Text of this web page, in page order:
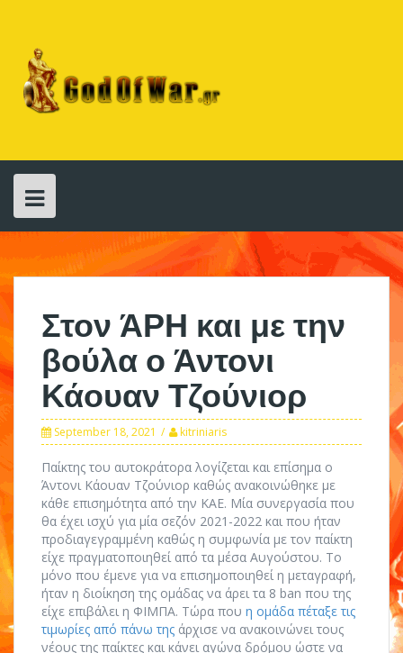
content
Στον ΆΡΗ και με την
βούλα ο Άντονι
Κάουαν Τζούνιορ
September 18, 2021 kitriniaris
Παίκτης του αυτοκράτορα λογίζεται και επίσημα ο
Άντονι Κάουαν Τζούνιορ καθώς ανακοινώθηκε με
κάθε επισημότητα από την ΚΑΕ. Μία συνεργασία που
θα έχει ισχύ για μία σεζόν 2021-2022 και που ήταν
προδιαγεγραμμένη καθώς η συμφωνία με τον παίκτη
είχε πραγματοποιηθεί από τα μέσα Αυγούστου. Το
μόνο που έμενε για να επισημοποιηθεί η μεταγραφή,
ήταν η διοίκηση της ομάδας να άρει τα 8 ban που της
είχε επιβάλει η ΦΙΜΠΑ. Τώρα που η ομάδα πέταξε τις
τιμωρίες από πάνω της άρχισε να ανακοινώνει τους
νέους της παίκτες και κάνει αγώνα δρόμου ώστε να